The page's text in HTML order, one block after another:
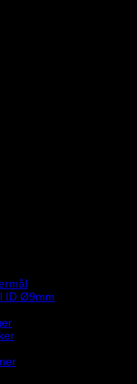
ID Ø9mm